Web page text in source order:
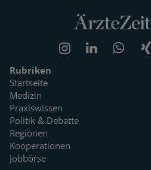
Rubriken
Startseite
Medizin
Praxiswissen
Politik & Debatte
Regionen
Kooperationen
Jobbörse